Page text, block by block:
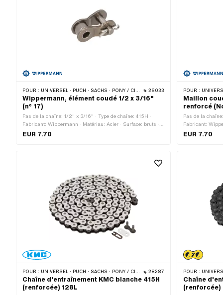
POUR : UNIVERSEL · PUCH · SACHS · PONY / CILO (BÊTA 521 & 512) · ZÜNDAPP BELMONDO · TOMOS · BYE BIKE 26033
Wippermann, élément coudé 1/2 x 3/16"
(n° 17)
Pas de la chaîne: 1/2" x 3/16" · Type de chaîne: 415H ·
Fabricant: Wippermann · Matériau: Acier · Surface: bruts ·
Nombre de maillons: 1 pcs · Type de cadenas à chaîne:
EUR 7.70
POUR : UNIVERSEL · PUCH ·
Maillon
renforcé
Pas de la
Fabricant:
Nombre de
EUR 7.70
POUR : UNIVERSEL · PUCH · SACHS · PONY / CILO (BÊTA 521 & 512) · ZÜNDAPP BELMONDO · TOMOS · BYE BIKE 28287
Chaîne d'entraînement KMC blanche 415H
(renforcée) 128L
POUR : UNIVERSEL · PUCH ·
Chaîne
(renforcée)